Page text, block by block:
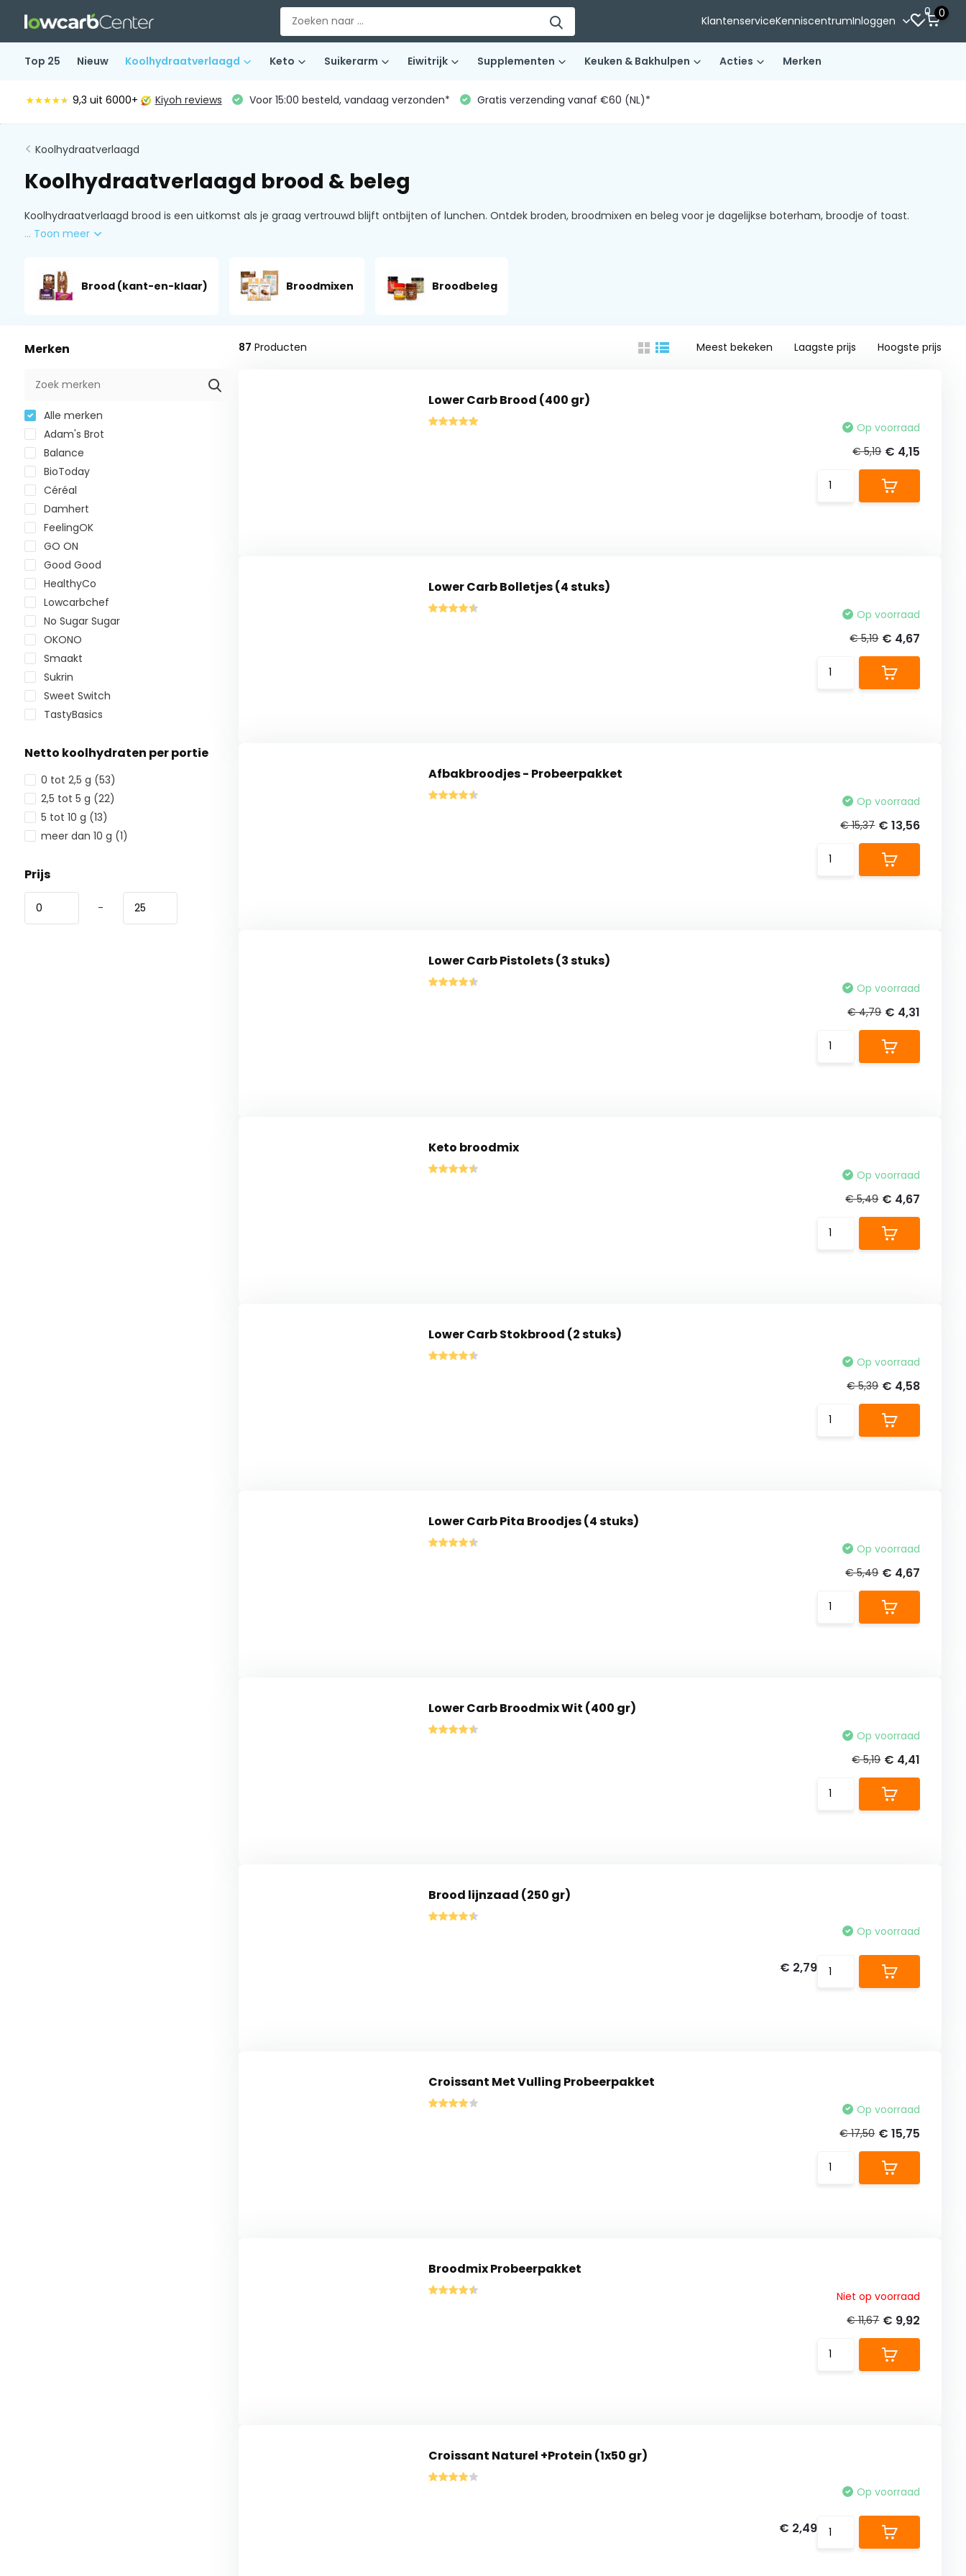
KlantenserviceKenniscentrumInloggen
0 0
Top 25 Nieuw Koolhydraatverlaagd Keto Suikerarm Eiwitrijk Supplementen Keuken & Bakhulpen Acties Merken
★★★★★
★★★★★ 9,3 uit 6000+ Kiyoh reviews Voor 15:00 besteld, vandaag verzonden* Gratis verzending vanaf €60 (NL)*
Koolhydraatverlaagd
Koolhydraatverlaagd brood & beleg
Koolhydraatverlaagd brood is een uitkomst als je graag vertrouwd blijft ontbijten of lunchen. Ontdek broden, broodmixen en beleg voor je dagelijkse boterham, broodje of toast.
... Toon meer
Brood (kant-en-klaar) Broodmixen Broodbeleg
Merken
Alle merken
Adam's Brot
Balance
BioToday
Céréal
Damhert
FeelingOK
GO ON
Good Good
HealthyCo
Lowcarbchef
No Sugar Sugar
OKONO
Smaakt
Sukrin
Sweet Switch
TastyBasics
Netto koolhydraten per portie
0 tot 2,5 g (53)
2,5 tot 5 g (22)
5 tot 10 g (13)
meer dan 10 g (1)
Prijs
-
87 Producten Meest bekeken Laagste prijs Hoogste prijs
Lower Carb Brood (400 gr)
Op voorraad
€ 5,19 € 4,15
Lower Carb Bolletjes (4 stuks)
Op voorraad
€ 5,19 € 4,67
Afbakbroodjes - Probeerpakket
Op voorraad
€ 15,37 € 13,56
Lower Carb Pistolets (3 stuks)
Op voorraad
€ 4,79 € 4,31
Keto broodmix
Op voorraad
€ 5,49 € 4,67
Lower Carb Stokbrood (2 stuks)
Op voorraad
€ 5,39 € 4,58
Lower Carb Pita Broodjes (4 stuks)
Op voorraad
€ 5,49 € 4,67
Lower Carb Broodmix Wit (400 gr)
Op voorraad
€ 5,19 € 4,41
Brood lijnzaad (250 gr)
Op voorraad
€ 2,79
Croissant Met Vulling Probeerpakket
Op voorraad
€ 17,50 € 15,75
Broodmix Probeerpakket
Niet op voorraad
€ 11,67 € 9,92
Croissant Naturel +Protein (1x50 gr)
Op voorraad
€ 2,49